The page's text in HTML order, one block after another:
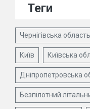
Теги
Чернігівська область
Київ Київська
Дніпропетровська
Безпілотний